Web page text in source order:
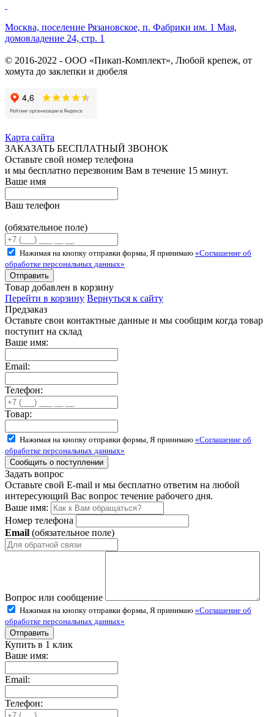
Москва, поселение Рязановское, п. Фабрики им. 1 Мая,
домовладение 24, стр. 1
© 2016-2022 - ООО «Пикап-Комплект», Любой крепеж, от
хомута до заклепки и дюбеля
Карта сайта
ЗАКАЗАТЬ БЕСПЛАТНЫЙ ЗВОНОК
Оставьте свой номер телефона
и мы бесплатно перезвоним Вам в течение 15 минут.
Ваше имя
Ваш телефон
(обязательное поле)
Нажимая на кнопку отправки формы, Я принимаю «Соглашение об
обработке персональных данных»
Товар добавлен в корзину
Перейти в корзину Вернуться к сайту
Предзаказ
Оставьте свои контактные данные и мы сообщим когда товар
поступит на склад
Ваше имя:
Email:
Телефон:
Товар:
Нажимая на кнопку отправки формы, Я принимаю «Соглашение об
обработке персональных данных»
Задать вопрос
Оставьте свой E-mail и мы бесплатно ответим на любой
интересующий Вас вопрос течение рабочего дня.
Ваше имя:
Номер телефона
Email (обязательное поле)
Вопрос или сообщение
Нажимая на кнопку отправки формы, Я принимаю «Соглашение об
обработке персональных данных»
Купить в 1 клик
Ваше имя:
Email:
Телефон: